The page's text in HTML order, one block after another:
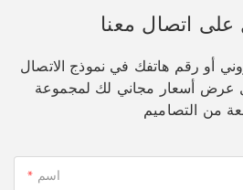
اتصال معنا
أو رقم هاتفك في نموذج الاتصال
عرض أسعار مجاني لك لمجموعة
من التصاميم
اسم